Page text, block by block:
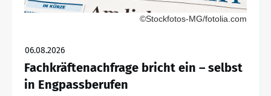
©Stockfotos-MG/fotolia.com
06.08.2026
Fachkräftenachfrage bricht ein – selbst
in Engpassberufen